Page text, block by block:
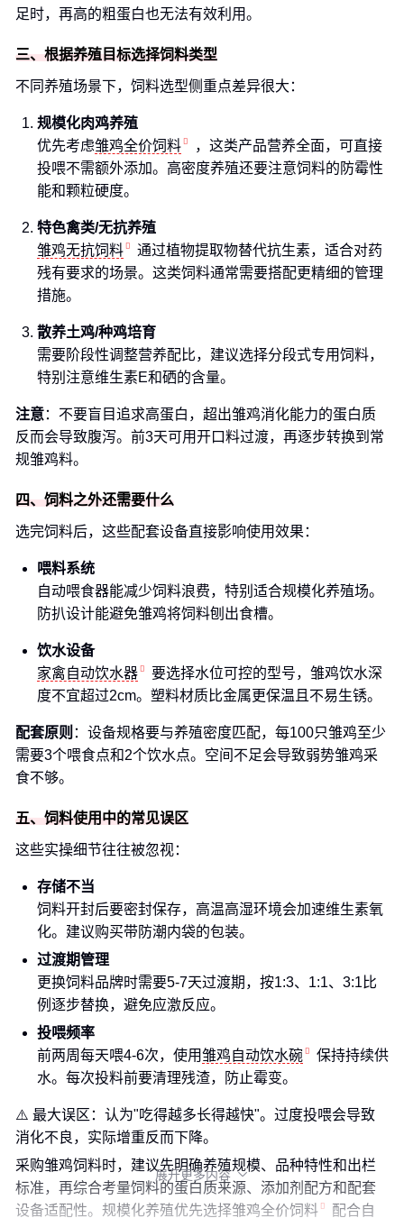
足时，再高的粗蛋白也无法有效利用。
三、根据养殖目标选择饲料类型
不同养殖场景下，饲料选型侧重点差异很大：
规模化肉鸡养殖
优先考虑雏鸡全价饲料
，这类产品营养全面，可直接
投喂不需额外添加。高密度养殖还要注意饲料的防霉性
能和颗粒硬度。
特色禽类/无抗养殖
雏鸡无抗饲料
通过植物提取物替代抗生素，适合对药
残有要求的场景。这类饲料通常需要搭配更精细的管理
措施。
散养土鸡/种鸡培育
需要阶段性调整营养配比，建议选择分段式专用饲料，
特别注意维生素E和硒的含量。
注意：不要盲目追求高蛋白，超出雏鸡消化能力的蛋白质
反而会导致腹泻。前3天可用开口料过渡，再逐步转换到常
规雏鸡料。
四、饲料之外还需要什么
选完饲料后，这些配套设备直接影响使用效果：
喂料系统
自动喂食器能减少饲料浪费，特别适合规模化养殖场。
防扒设计能避免雏鸡将饲料刨出食槽。
饮水设备
家禽自动饮水器
要选择水位可控的型号，雏鸡饮水深
度不宜超过2cm。塑料材质比金属更保温且不易生锈。
配套原则 ：设备规格要与养殖密度匹配，每100只雏鸡至少
需要3个喂食点和2个饮水点。空间不足会导致弱势雏鸡采
食不够。
五、饲料使用中的常见误区
这些实操细节往往被忽视：
存储不当
饲料开封后要密封保存，高温高湿环境会加速维生素氧
化。建议购买带防潮内袋的包装。
过渡期管理
更换饲料品牌时需要5-7天过渡期，按1:3、1:1、3:1比
例逐步替换，避免应激反应。
投喂频率
前两周每天喂4-6次，使用雏鸡自动饮水碗
保持持续供
水。每次投料前要清理残渣，防止霉变。
⚠️ 最大误区：认为"吃得越多长得越快"。过度投喂会导致
消化不良，实际增重反而下降。
采购雏鸡饲料时，建议先明确养殖规模、品种特性和出栏
标准，再综合考量饲料的蛋白质来源、添加剂配方和配套
设备适配性。规模化养殖优先选择雏鸡全价饲料 配合自
展开更多内容 